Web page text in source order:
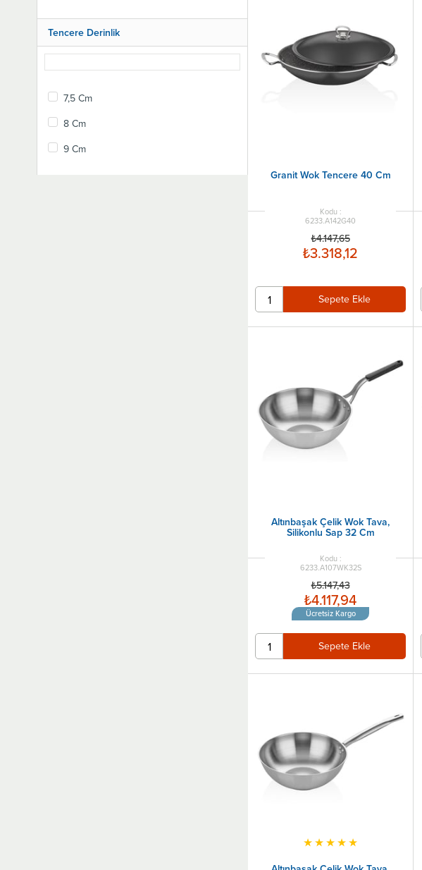
Tencere Derinlik
7,5 Cm
8 Cm
9 Cm
Granit Wok Tencere 40 Cm
6233.A142G40
₺3.318,12
₺4.147,65
Sepete Ekle
Altınbaşak Çelik Wok Tava,
Silikonlu Sap 32 Cm
6233.A107WK32S
₺4.117,94
₺5.147,43
Sepete Ekle
Ücretsiz Kargo
★★★★★